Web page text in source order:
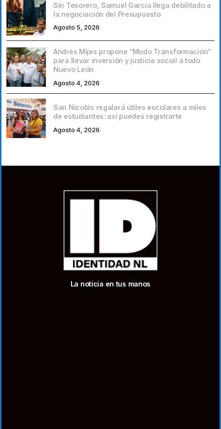
Sin Tesorero, Samuel García llega debilitado a
la negociación del Presupuesto
Agosto 5, 2026
Andrés Mijes propone “Modo Transformación”
para llevar inversión y justicia social a todo
Nuevo León
Agosto 4, 2026
San Nicolás regalará útiles escolares a miles
de estudiantes: así puedes registrarte
Agosto 4, 2026
La noticia en tus manos